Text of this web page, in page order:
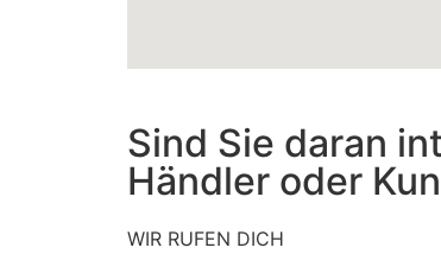
Sind Sie daran
Händler oder
WIR RUFEN DICH